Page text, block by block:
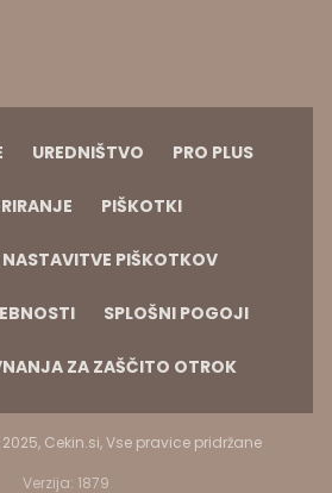
UREDNIŠTVO PRO PLUS
PIŠKOTKI
NASTAVITVE PIŠKOTKOV
SPLOŠNI POGOJI
ZA ZAŠČITO OTROK
Cekin.si, Vse pravice pridržane
Verzija: 1879